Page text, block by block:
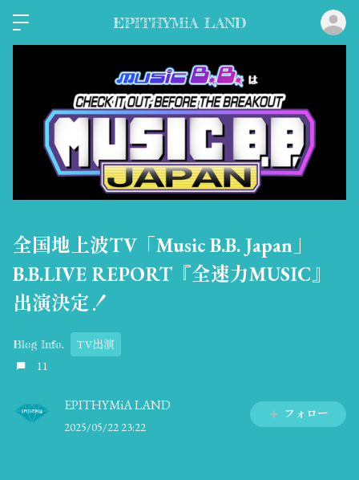
EPITHYMiA LAND
全国地上波TV「Music B.B. Japan」
B.B.LIVE REPORT『全速力MUSIC』
出演決定！
Blog Info.
TV出演
11
EPITHYMiA LAND
2025/05/22 23:22
フォロー